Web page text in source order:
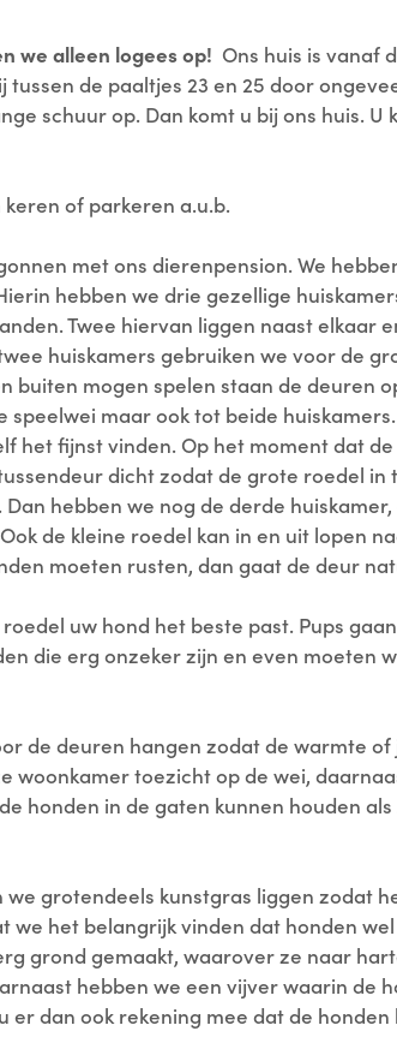
we alleen logees op! Ons huis is vanaf
tussen de paaltjes 23 en 25 door
schuur op. Dan komt u bij ons huis. U
of parkeren a.u.b.
met ons dierenpension. We
hebben we drie gezellige
Twee hiervan liggen naast elkaar
huiskamers gebruiken we voor de
buiten mogen spelen staan de deuren
speelwei maar ook tot beide
het fijnst vinden. Op het moment dat
dicht zodat de grote roedel in
hebben we nog de derde
de kleine roedel kan in en uit lopen
moeten rusten, dan gaat de deur
uw hond het beste past. Pups
die erg onzeker zijn en even moeten
de deuren hangen zodat de warmte
woonkamer toezicht op de wei,
honden in de gaten kunnen houden
we grotendeels kunstgras liggen zodat
we het belangrijk vinden dat honden
grond gemaakt, waarover ze naar
hebben we een vijver waarin de
er dan ook rekening mee dat de honden